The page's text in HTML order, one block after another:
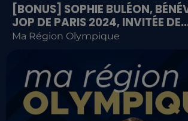
[BONUS] SOPHIE BULÉON,
JOP DE PARIS 2024, INVITÉE
Ma Région Olympique